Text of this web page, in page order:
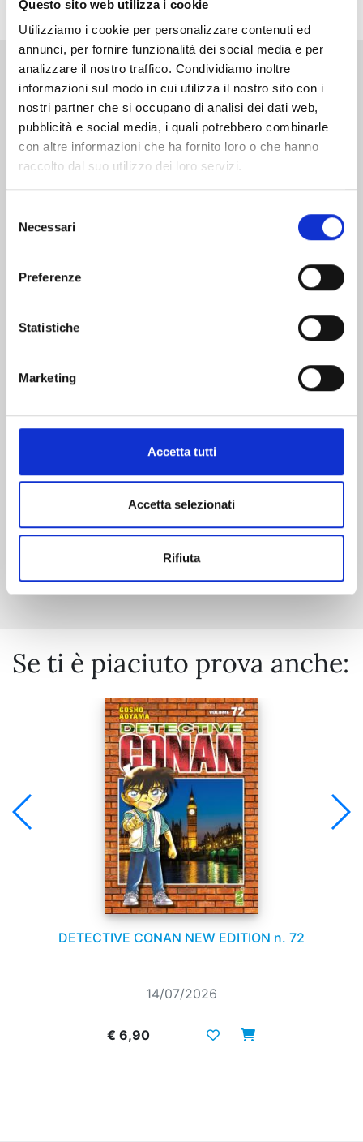
Questo sito web utilizza i cookie
Utilizziamo i cookie per personalizzare contenuti ed
annunci, per fornire funzionalità dei social media e per
analizzare il nostro traffico. Condividiamo inoltre
informazioni sul modo in cui utilizza il nostro sito con i
nostri partner che si occupano di analisi dei dati web,
pubblicità e social media, i quali potrebbero combinarle
con altre informazioni che ha fornito loro o che hanno
raccolto dal suo utilizzo dei loro servizi.
delNecessari
Preferenze
Statistiche
Marketing
Accetta tutti
Accetta selezionati
Rifiuta
Altri volumi della serie
13/10/2026
Mostra tutto
Se ti è piaciuto prova anche:
DETECTIVE CONAN NEW EDITION n. 72
14/07/2026
€ 6,90